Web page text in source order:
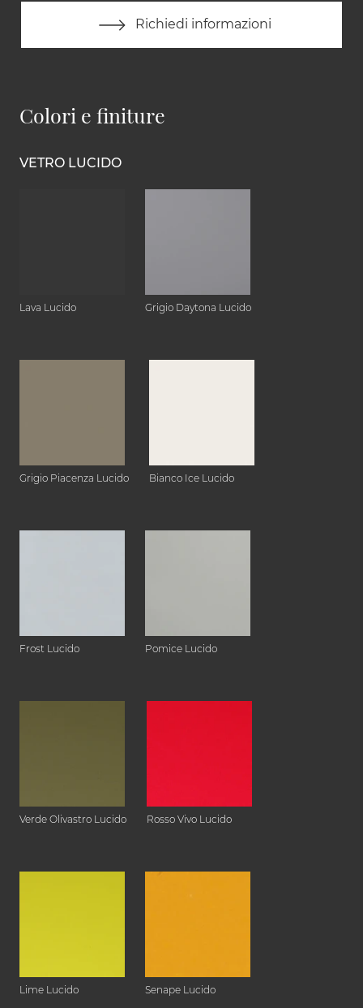
Richiedi informazioni
Colori e finiture
VETRO LUCIDO
Lava Lucido Grigio Daytona Lucido
Grigio Piacenza Lucido Bianco Ice Lucido
Frost Lucido Pomice Lucido
Verde Olivastro Lucido Rosso Vivo Lucido
Lime Lucido Senape Lucido